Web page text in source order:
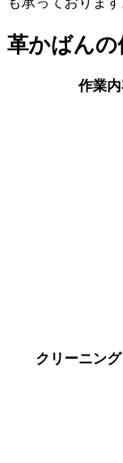
革かばんの
作業
クリーニング